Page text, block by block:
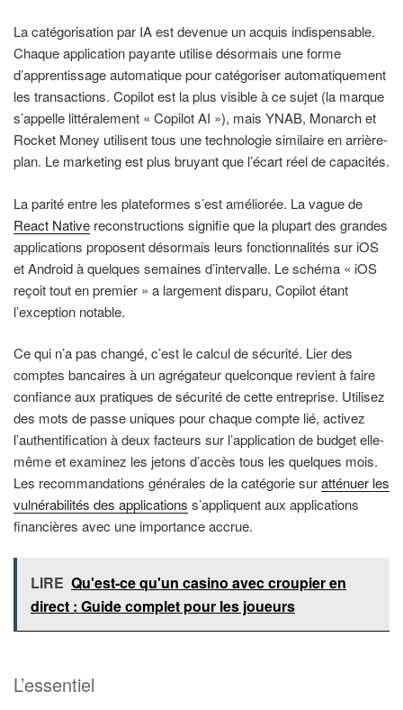
La catégorisation par IA est devenue un acquis indispensable.
Chaque application payante utilise désormais une forme
d’apprentissage automatique pour catégoriser automatiquement
les transactions. Copilot est la plus visible à ce sujet (la marque
s’appelle littéralement « Copilot AI »), mais YNAB, Monarch et
Rocket Money utilisent tous une technologie similaire en arrière-
plan. Le marketing est plus bruyant que l’écart réel de capacités.
La parité entre les plateformes s’est améliorée. La vague de
React Native reconstructions signifie que la plupart des grandes
applications proposent désormais leurs fonctionnalités sur iOS
et Android à quelques semaines d’intervalle. Le schéma « iOS
reçoit tout en premier » a largement disparu, Copilot étant
l’exception notable.
Ce qui n’a pas changé, c’est le calcul de sécurité. Lier des
comptes bancaires à un agrégateur quelconque revient à faire
confiance aux pratiques de sécurité de cette entreprise. Utilisez
des mots de passe uniques pour chaque compte lié, activez
l’authentification à deux facteurs sur l’application de budget elle-
même et examinez les jetons d’accès tous les quelques mois.
Les recommandations générales de la catégorie suratténuer les
vulnérabilités des applications s’appliquent aux applications
financières avec une importance accrue.
LIRE Qu'est-ce qu'un casino avec croupier en
direct : Guide complet pour les joueurs
L’essentiel